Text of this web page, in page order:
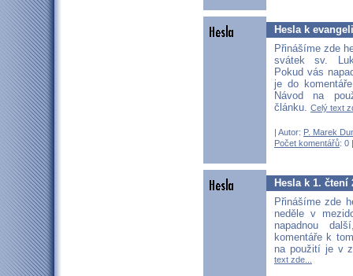
Hesla k
Přinášíme zde
svátek sv.
Pokud vás
je do
Návod na
článku.
Celý text
| Autor: P. Marek
Počet komentářů: 0
Hesla k 1.
Přinášíme zde
neděle v
napadnou
komentáře k
na použití je v
text zde...